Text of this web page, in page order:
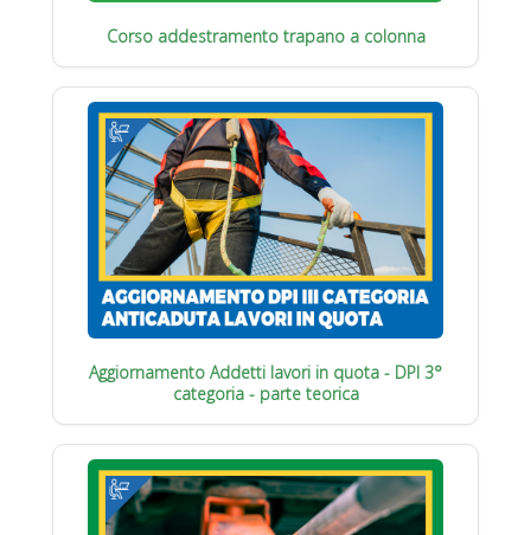
Corso addestramento trapano a colonna
Aggiornamento Addetti lavori in quota - DPI 3°
categoria - parte teorica